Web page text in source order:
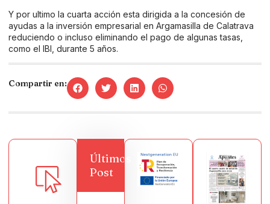
Y por ultimo la cuarta acción esta dirigida a la concesión de
ayudas a la inversión empresarial en Argamasilla de Calatrava
reduciendo o incluso eliminando el pago de algunas tasas,
como el IBI, durante 5 años.
Compartir en:
Últimos
Post